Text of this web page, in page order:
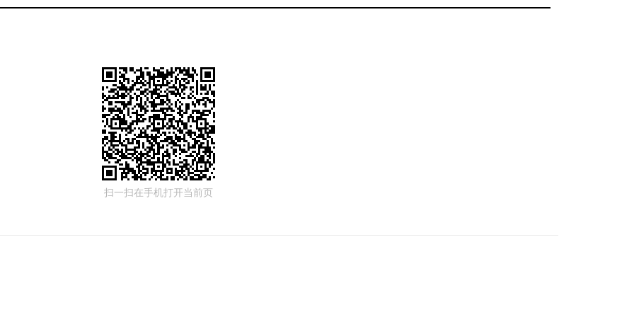
扫一扫在手机打开当前页